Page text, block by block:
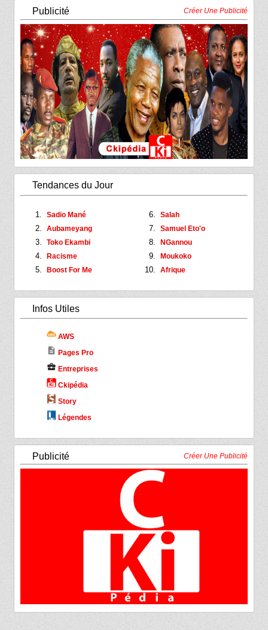
Publicité Créer Une Publicité
Tendances du Jour
Sadio Mané
Aubameyang
Toko Ekambi
Racisme
Boost For Me
Salah
Samuel Eto'o
NGannou
Moukoko
Afrique
Infos Utiles
AWS
description Pages Pro
business_center Entreprises
Ckipédia
Story
Légendes
Publicité Créer Une Publicité